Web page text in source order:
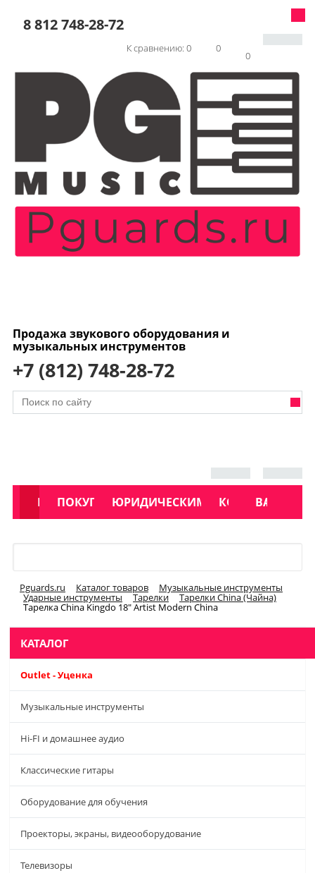
8 812 748-28-72
0
0
К сравнению: 0
Продажа звукового оборудования и
музыкальных инструментов
+7 (812) 748-28-72
АКЦИИ
КАТАЛОГ
ПОКУПАТЕЛЯМЮРИДИЧЕСКИМ ЛИЦАМКОНТАКТЫ
УСЛУГИ
Pguards.ru Каталог товаров Музыкальные инструменты
Ударные инструменты Тарелки Тарелки China (Чайна)
Тарелка China Kingdo 18" Artist Modern China
КАТАЛОГ
Outlet - Уценка
Музыкальные инструменты
Hi-FI и домашнее аудио
Классические гитары
Оборудование для обучения
Проекторы, экраны, видеооборудование
Телевизоры